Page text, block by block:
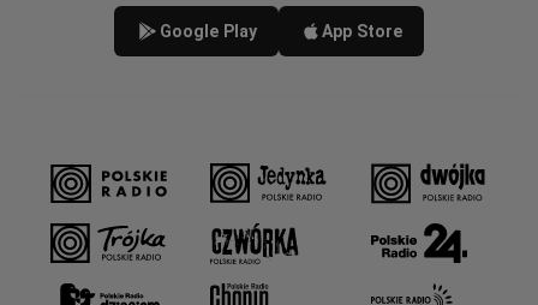
Google Play App Store